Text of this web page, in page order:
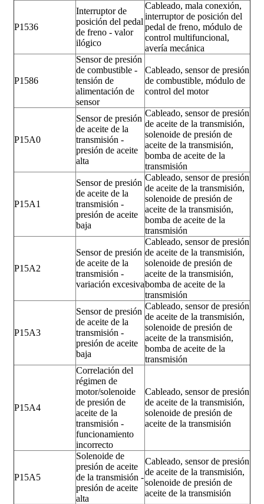
P1536
Interruptor de
posición del pedal
de freno - valor
ilógico
Cableado, mala conexión,
interruptor de posición del
pedal de freno, módulo de
control multifuncional,
avería mecánica
P1586
Sensor de presión
de combustible -
tensión de
alimentación de
sensor
Cableado, sensor de presión
de combustible, módulo de
control del motor
P15A0
Sensor de presión
de aceite de la
transmisión -
presión de aceite
alta
Cableado, sensor de presión
de aceite de la transmisión,
solenoide de presión de
aceite de la transmisión,
bomba de aceite de la
transmisión
P15A1
Sensor de presión
de aceite de la
transmisión -
presión de aceite
baja
Cableado, sensor de presión
de aceite de la transmisión,
solenoide de presión de
aceite de la transmisión,
bomba de aceite de la
transmisión
P15A2
Sensor de presión
de aceite de la
transmisión -
variación excesiva
Cableado, sensor de presión
de aceite de la transmisión,
solenoide de presión de
aceite de la transmisión,
bomba de aceite de la
transmisión
P15A3
Sensor de presión
de aceite de la
transmisión -
presión de aceite
baja
Cableado, sensor de presión
de aceite de la transmisión,
solenoide de presión de
aceite de la transmisión,
bomba de aceite de la
transmisión
P15A4
Correlación del
régimen de
motor/solenoide
de presión de
aceite de la
transmisión -
funcionamiento
incorrecto
Cableado, sensor de presión
de aceite de la transmisión,
solenoide de presión de
aceite de la transmisión
P15A5
Solenoide de
presión de aceite
de la transmisión -
presión de aceite
alta
Cableado, sensor de presión
de aceite de la transmisión,
solenoide de presión de
aceite de la transmisión